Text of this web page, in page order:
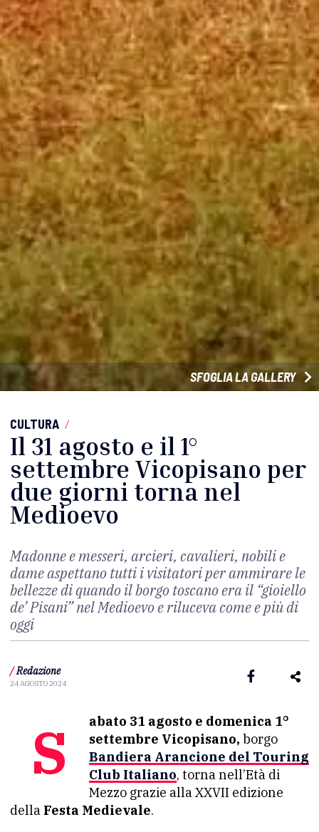
SFOGLIA LA GALLERY
CULTURA /
Il 31 agosto e il 1°
settembre Vicopisano per
due giorni torna nel
Medioevo
Madonne e messeri, arcieri, cavalieri, nobili e
dame aspettano tutti i visitatori per ammirare le
bellezze di quando il borgo toscano era il “gioiello
de’ Pisani” nel Medioevo e riluceva come e più di
oggi
/ Redazione
24 AGOSTO 2024
Sabato 31 agosto e domenica 1° settembre Vicopisano, borgo
Bandiera Arancione del Touring
Club Italiano, torna nell’Età di
Mezzo grazie alla XXVII edizione
della Festa Medievale.